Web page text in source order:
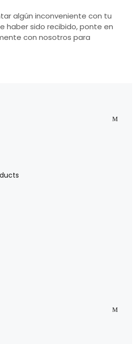
algún inconveniente con tu
haber sido recibido, ponte en
con nosotros para